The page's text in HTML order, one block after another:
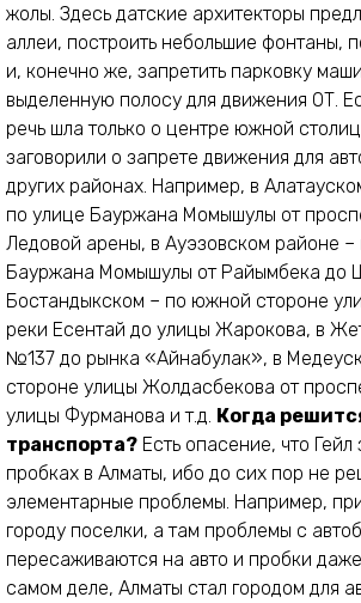
жолы. Здесь датские архитекторы
аллеи, построить небольшие фонтаны,
и, конечно же, запретить парковку
выделенную полосу для движения ОТ.
речь шла только о центре южной
заговорили о запрете движения для
других районах. Например, в
по улице Бауржана Момышулы от
Ледовой арены, в Ауэзовском районе –
Бауржана Момышулы от Райымбека до
Бостандыкском – по южной стороне
реки Есентай до улицы Жарокова, в
№137 до рынка «Айнабулак», в
стороне улицы Жолдасбекова от
улицы Фурманова и т.д. Когда
транспорта? Есть опасение, что Гейл
пробках в Алматы, ибо до сих пор не
элементарные проблемы. Например,
городу поселки, а там проблемы с
пересаживаются на авто и пробки
самом деле, Алматы стал городом для